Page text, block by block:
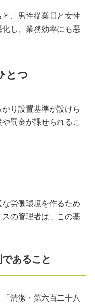
、男性従業員と女性
し、業務効率にも悪
とつ
り設置基準が設けら
罰金が課せられるこ
な労働環境を作るため
の管理者は、この基
あること
「清潔・第六百二十八